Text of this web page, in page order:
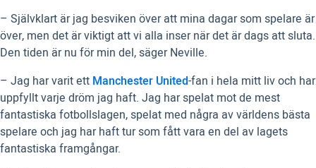
– Självklart är jag besviken över att mina dagar som spelare är
över, men det är viktigt att vi alla inser när det är dags att sluta.
Den tiden är nu för min del, säger Neville.
– Jag har varit ett Manchester United-fan i hela mitt liv och har
uppfyllt varje dröm jag haft. Jag har spelat mot de mest
fantastiska fotbollslagen, spelat med några av världens bästa
spelare och jag har haft tur som fått vara en del av lagets
fantastiska framgångar.